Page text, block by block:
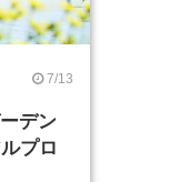
7/13
デン
プロ